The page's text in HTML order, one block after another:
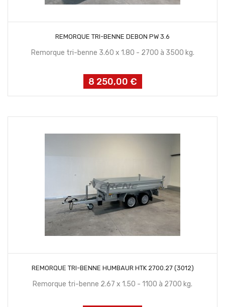
REMORQUE TRI-BENNE DEBON PW 3.6
Remorque tri-benne 3.60 x 1.80 - 2700 à 3500 kg.
Prix
8 250,00 €
REMORQUE TRI-BENNE HUMBAUR HTK 2700.27 (3012)
Remorque tri-benne 2.67 x 1.50 - 1100 à 2700 kg.